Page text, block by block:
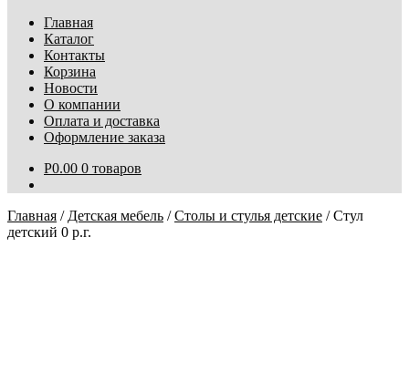
Главная
Каталог
Контакты
Корзина
Новости
О компании
Оплата и доставка
Оформление заказа
Р0.00 0 товаров
Главная / Детская мебель /Столы и стулья детские /Стул
детский 0 р.г.